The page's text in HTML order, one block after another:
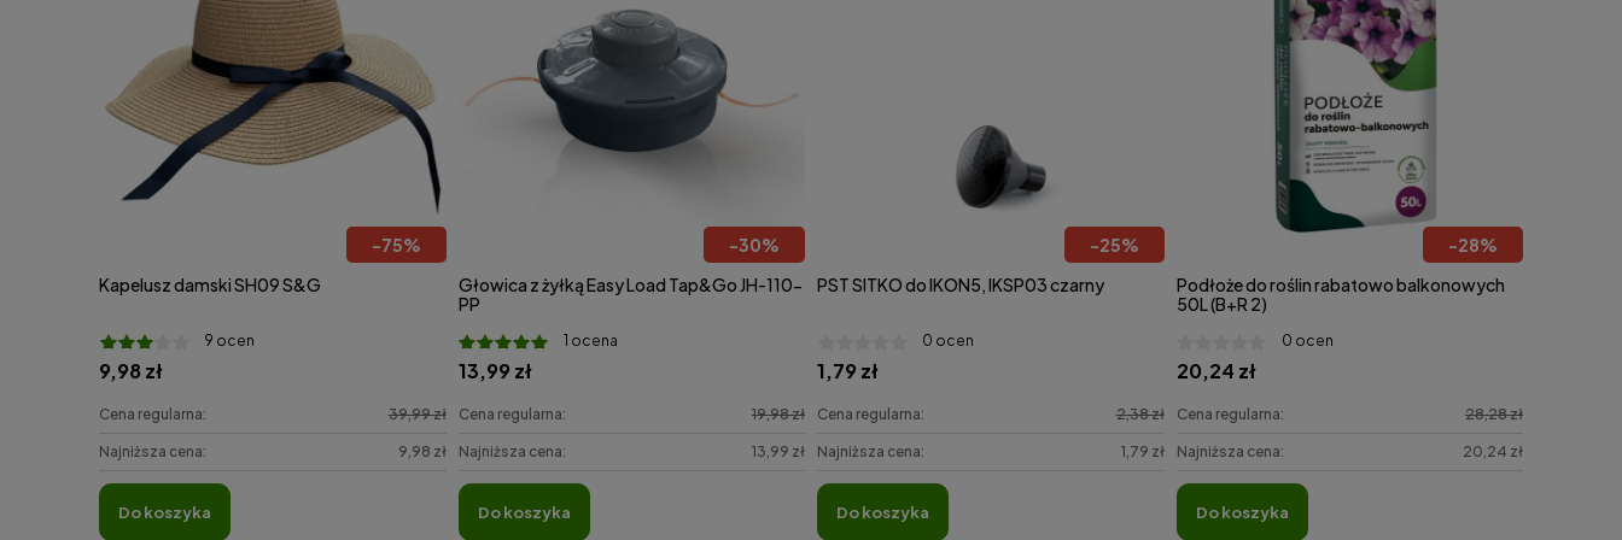
-75%
Kapelusz damski SH09 S&G
9 ocen
9,98 zł
Cena regularna: 39,99 zł
Najniższa cena: 9,98 zł
do koszyka
-30%
Głowica z żyłką Easy Load Tap&Go JH-110-
PP
1 ocena
13,99 zł
Cena regularna: 19,98 zł
Najniższa cena: 13,99 zł
do koszyka
-25%
PST SITKO do IKON5, IKSP03 czarny
0 ocen
1,79 zł
Cena regularna: 2,38 zł
Najniższa cena: 1,79 zł
do koszyka
-28%
Podłoże do roślin rabatowo balkonowych
50L (B+R 2)
0 ocen
20,24 zł
Cena regularna: 28,28 zł
Najniższa cena: 20,24 zł
do koszyka